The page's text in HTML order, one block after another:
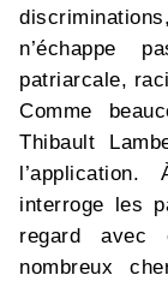
n’échappe
patriarcale,
Comme
Thibault
interroge les
regard avec
nombreux